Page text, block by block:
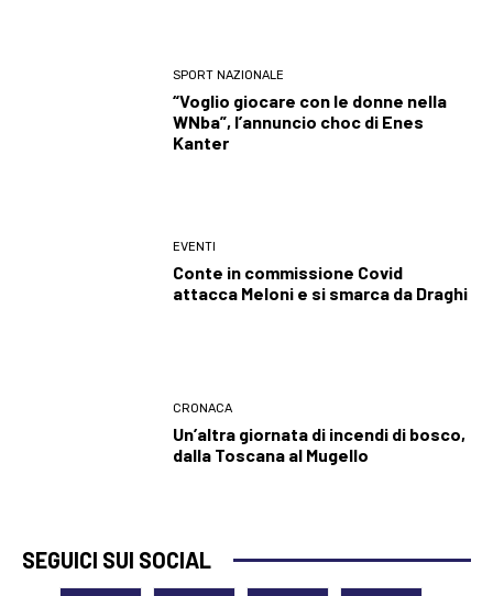
SPORT NAZIONALE
“Voglio giocare con le donne nella
WNba”, l’annuncio choc di Enes
Kanter
EVENTI
Conte in commissione Covid
attacca Meloni e si smarca da Draghi
CRONACA
Un’altra giornata di incendi di bosco,
dalla Toscana al Mugello
SEGUICI SUI SOCIAL